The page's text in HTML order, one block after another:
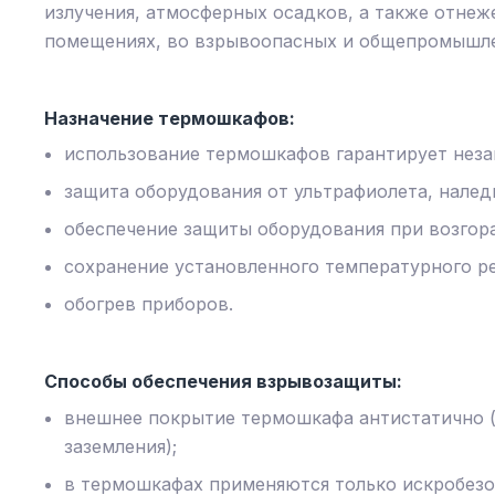
излучения, атмосферных осадков, а также
помещениях, во взрывоопасных и
Назначение термошкафов:
использование термошкафов гарантирует
защита оборудования от ультрафиолета,
обеспечение защиты оборудования при
сохранение установленного температурного
обогрев приборов.
Способы обеспечения взрывозащиты:
внешнее покрытие термошкафа антистатично
заземления);
в термошкафах применяются только